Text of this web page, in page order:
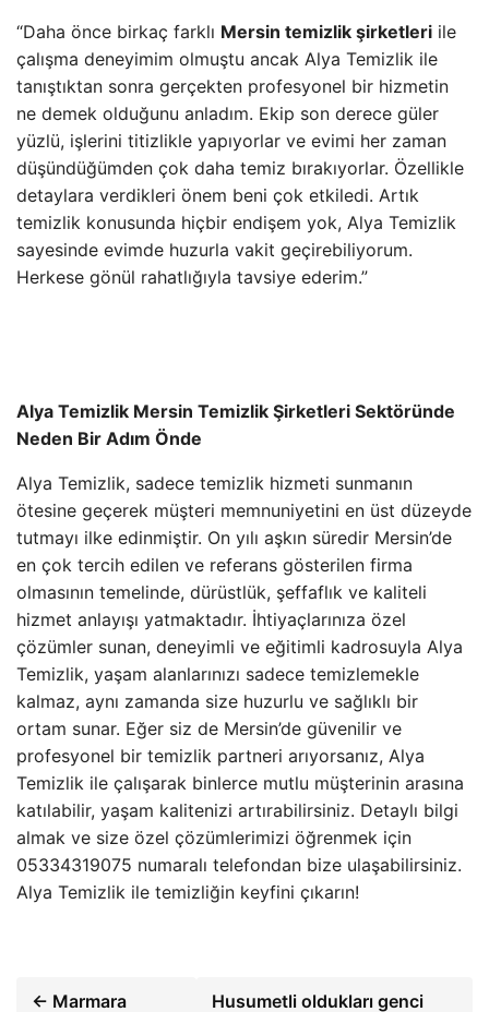
“Daha önce birkaç farklı Mersin temizlik şirketleri ile
çalışma deneyimim olmuştu ancak Alya Temizlik ile
tanıştıktan sonra gerçekten profesyonel bir hizmetin
ne demek olduğunu anladım. Ekip son derece güler
yüzlü, işlerini titizlikle yapıyorlar ve evimi her zaman
düşündüğümden çok daha temiz bırakıyorlar. Özellikle
detaylara verdikleri önem beni çok etkiledi. Artık
temizlik konusunda hiçbir endişem yok, Alya Temizlik
sayesinde evimde huzurla vakit geçirebiliyorum.
Herkese gönül rahatlığıyla tavsiye ederim.”
Alya Temizlik Mersin Temizlik Şirketleri Sektöründe
Neden Bir Adım Önde
Alya Temizlik, sadece temizlik hizmeti sunmanın
ötesine geçerek müşteri memnuniyetini en üst düzeyde
tutmayı ilke edinmiştir. On yılı aşkın süredir Mersin’de
en çok tercih edilen ve referans gösterilen firma
olmasının temelinde, dürüstlük, şeffaflık ve kaliteli
hizmet anlayışı yatmaktadır. İhtiyaçlarınıza özel
çözümler sunan, deneyimli ve eğitimli kadrosuyla Alya
Temizlik, yaşam alanlarınızı sadece temizlemekle
kalmaz, aynı zamanda size huzurlu ve sağlıklı bir
ortam sunar. Eğer siz de Mersin’de güvenilir ve
profesyonel bir temizlik partneri arıyorsanız, Alya
Temizlik ile çalışarak binlerce mutlu müşterinin arasına
katılabilir, yaşam kalitenizi artırabilirsiniz. Detaylı bilgi
almak ve size özel çözümlerimizi öğrenmek için
05334319075 numaralı telefondan bize ulaşabilirsiniz.
Alya Temizlik ile temizliğin keyfini çıkarın!
← Marmara Husumetli oldukları genci